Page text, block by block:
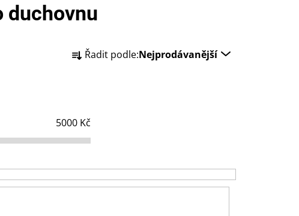
duchovnu
a
í
p
o
d
Řadit podle:Nejprodávanější
5000 Kč